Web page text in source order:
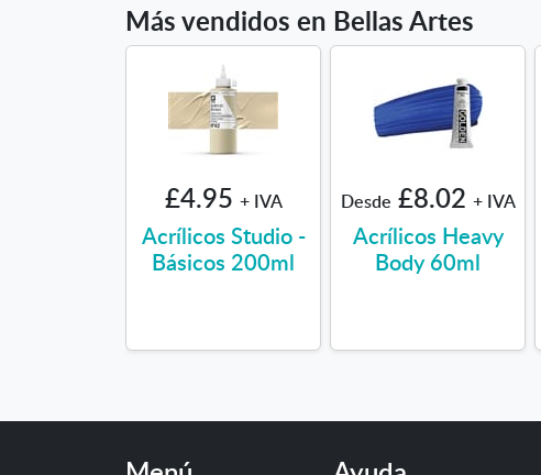
Más vendidos en Bellas Artes
£4.95 + IVA
Acrílicos Studio -
Básicos 200ml
Desde £8.02 + IVA
Acrílicos Heavy
Body 60ml